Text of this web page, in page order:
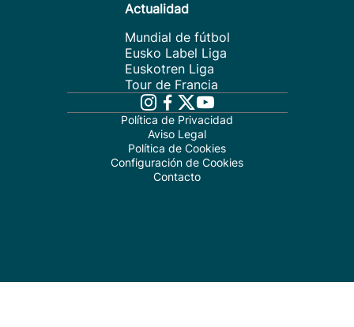
Actualidad
Mundial de fútbol
Eusko Label Liga
Euskotren Liga
Tour de Francia
Política de Privacidad
Aviso Legal
Política de Cookies
Configuración de Cookies
Contacto